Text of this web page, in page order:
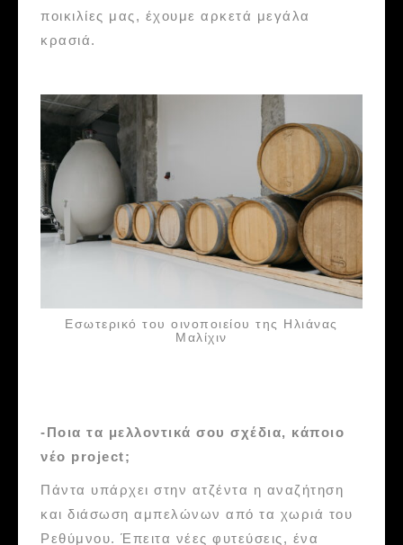
ποικιλίες μας, έχουμε αρκετά μεγάλα
κρασιά.
Εσωτερικό του οινοποιείου της Ηλιάνας
Μαλίχιν
-Ποια τα μελλοντικά σου σχέδια, κάποιο
νέο project;
Πάντα υπάρχει στην ατζέντα η αναζήτηση
και διάσωση αμπελώνων από τα χωριά του
Ρεθύμνου. Έπειτα νέες φυτεύσεις, ένα